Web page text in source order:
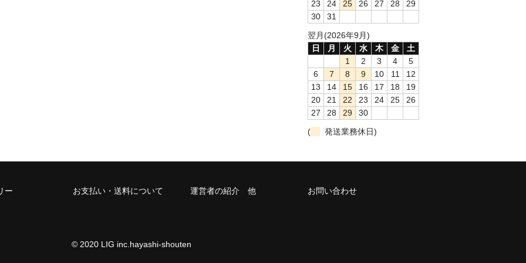
23
24 25 26 27 28
29
30
31
翌月(2026年9月)
日
月 火 水 木 金
土
1
2 3 4
5
6
7 8 9 10 11
12
13
14 15 16 17 18
19
20
21 22 23 24 25
26
27
28 29
30
(
発送業務休日)
ー お支払い・送料について 運営者の紹介 他 お問い合わせ
© 2020 LIG inc.hayashi-shouten